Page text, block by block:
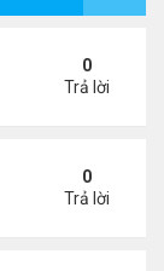
0
Trả lời
0
Trả lời